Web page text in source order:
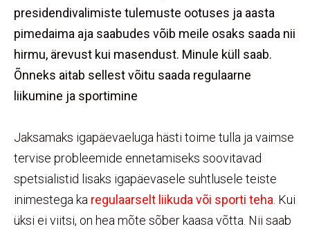
presidendivalimiste tulemuste ootuses ja aasta
pimedaima aja saabudes võib meile osaks saada nii
hirmu, ärevust kui masendust. Minule küll saab.
Õnneks aitab sellest võitu saada regulaarne
liikumine ja sportimine
Jaksamaks igapäevaeluga hästi toime tulla ja vaimse
tervise probleemide ennetamiseks soovitavad
spetsialistid lisaks igapäevasele suhtlusele teiste
inimestega ka regulaarselt liikuda või sporti teha . Kui
üksi ei viitsi, on hea mõte sõber kaasa võtta. Nii saab